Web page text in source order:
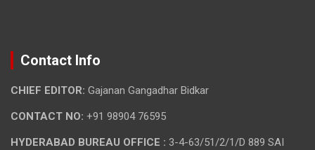
Contact Info
CHIEF EDITOR: Gajanan Gangadhar Bidkar
CONTACT NO: +91 98904 76595
HYDERABAD BUREAU OFFICE : 3-4-63/51/2/1/D 889 SAI